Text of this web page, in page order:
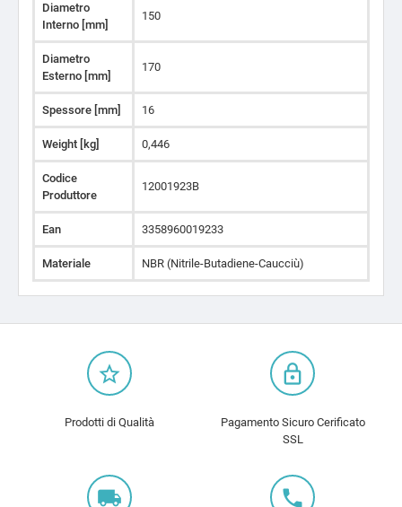
Diametro
Interno [mm]
150
Diametro
Esterno [mm]
170
Spessore [mm] 16
Weight [kg] 0,446
Codice
Produttore
12001923B
Ean 3358960019233
Materiale NBR (Nitrile-Butadiene-Caucciù)
star_border
Prodotti di Qualità
lock_outline
Pagamento Sicuro Cerificato
SSL
local_shipping local_phone